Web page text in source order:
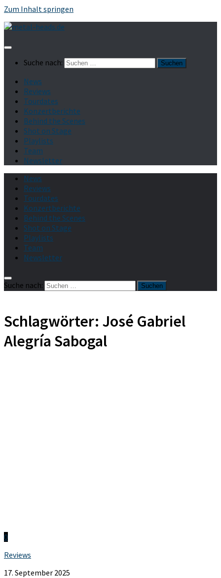
Zum Inhalt springen
Suche nach:
News
Reviews
Tourdates
Konzertberichte
Behind the Scenes
Shot on Stage
Playlists
Team
Newsletter
News
Reviews
Tourdates
Konzertberichte
Behind the Scenes
Shot on Stage
Playlists
Team
Newsletter
Suche nach:
Schlagwörter: José Gabriel
Alegría Sabogal
0
Reviews
17. September 2025